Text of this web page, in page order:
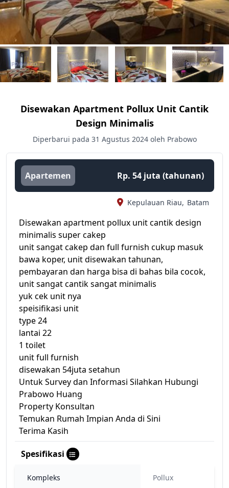
Disewakan Apartment Pollux Unit Cantik
Design Minimalis
Diperbarui pada 31 Agustus 2024 oleh Prabowo
Apartemen Rp. 54 juta (tahunan)
Kepulauan Riau, Batam
Disewakan apartment pollux unit cantik design
minimalis super cakep
unit sangat cakep dan full furnish cukup masuk
bawa koper, unit disewakan tahunan,
pembayaran dan harga bisa di bahas bila cocok,
unit sangat cantik sangat minimalis
yuk cek unit nya
speisifikasi unit
type 24
lantai 22
1 toilet
unit full furnish
disewakan 54juta setahun
Untuk Survey dan Informasi Silahkan Hubungi
Prabowo Huang
Property Konsultan
Temukan Rumah Impian Anda di Sini
Terima Kasih
Spesifikasi
Kompleks Pollux